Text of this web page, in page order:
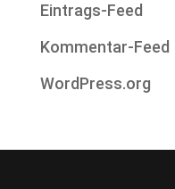
Eintrags-Feed
Kommentar-Feed
WordPress.org